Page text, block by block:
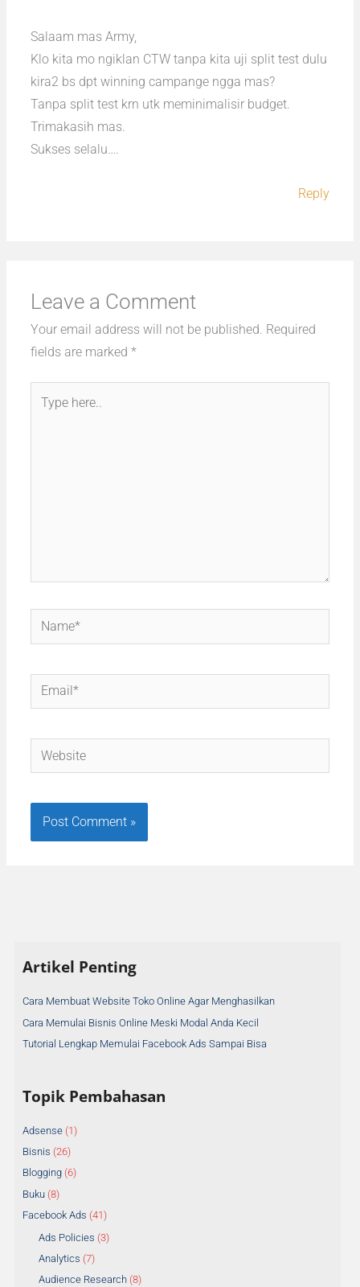
Salaam mas Army,
Klo kita mo ngiklan CTW tanpa kita uji split test dulu
kira2 bs dpt winning campange ngga mas?
Tanpa split test krn utk meminimalisir budget.
Trimakasih mas.
Sukses selalu….
Reply
Leave a Comment
Your email address will not be published.
Required
fields are marked*
Name*
Email*
Website
Artikel Penting
Cara Membuat Website Toko Online Agar Menghasilkan
Cara Memulai Bisnis Online Meski Modal Anda Kecil
Tutorial Lengkap Memulai Facebook Ads Sampai Bisa
Topik Pembahasan
Adsense (1)
Bisnis (26)
Blogging (6)
Buku (8)
Facebook Ads (41)
Ads Policies (3)
Analytics (7)
Audience Research (8)
r
i
p
A
e
l